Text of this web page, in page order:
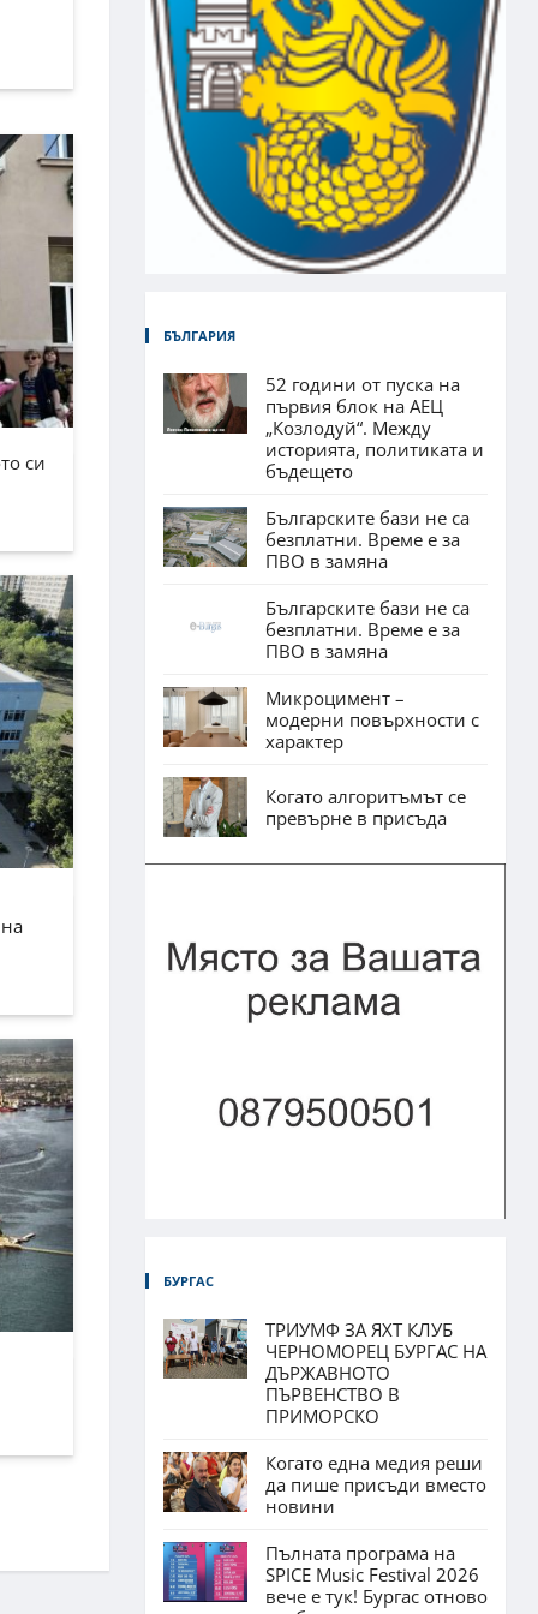
си
БЪЛГАРИЯ
52 години от пуска на
първия блок на АЕЦ
„Козлодуй“. Между
историята, политиката и
бъдещето
Българските бази не са
безплатни. Време е за
ПВО в замяна
Българските бази не са
безплатни. Време е за
ПВО в замяна
Микроцимент –
модерни повърхности с
характер
Когато алгоритъмът се
превърне в присъда
БУРГАС
ТРИУМФ ЗА ЯХТ КЛУБ
ЧЕРНОМОРЕЦ БУРГАС НА
ДЪРЖАВНОТО
ПЪРВЕНСТВО В
ПРИМОРСКО
Когато една медия реши
да пише присъди вместо
новини
Пълната програма на
SPICE Music Festival 2026
вече е тук! Бургас отново